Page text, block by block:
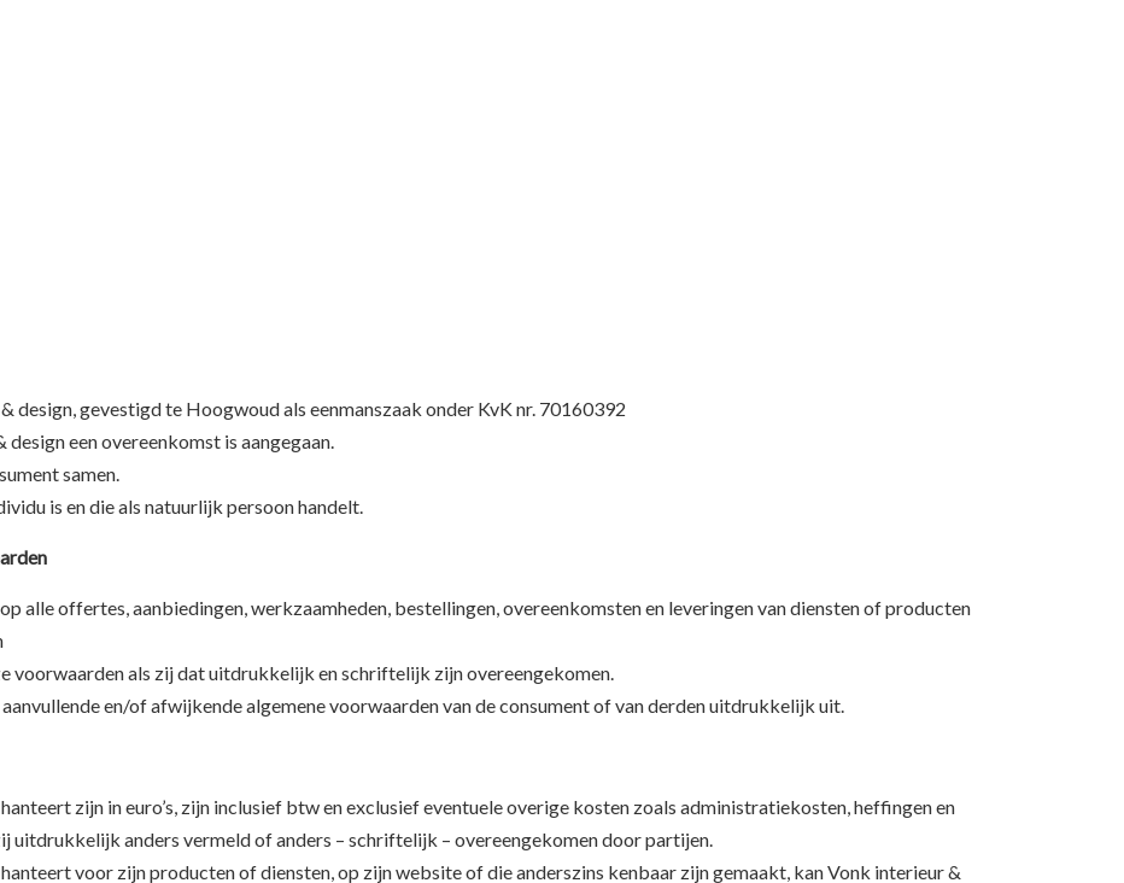
design, gevestigd te Hoogwoud als eenmanszaak onder KvK nr. 70160392
een overeenkomst is aangegaan.
samen.
is en die als natuurlijk persoon handelt.
alle offertes, aanbiedingen, werkzaamheden, bestellingen, overeenkomsten en leveringen van diensten of producten
voorwaarden als zij dat uitdrukkelijk en schriftelijk zijn overeengekomen.
en/of afwijkende algemene voorwaarden van de consument of van derden uitdrukkelijk uit.
zijn in euro’s, zijn inclusief btw en exclusief eventuele overige kosten zoals administratiekosten, heffingen en
uitdrukkelijk anders vermeld of anders – schriftelijk – overeengekomen door partijen.
voor zijn producten of diensten, op zijn website of die anderszins kenbaar zijn gemaakt, kan Vonk interieur &